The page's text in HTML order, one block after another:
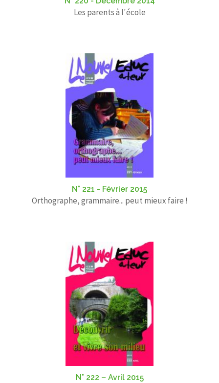
Les parents à l'école
N° 221 - Février 2015
Orthographe, grammaire... peut mieux faire !
N° 222 – Avril 2015